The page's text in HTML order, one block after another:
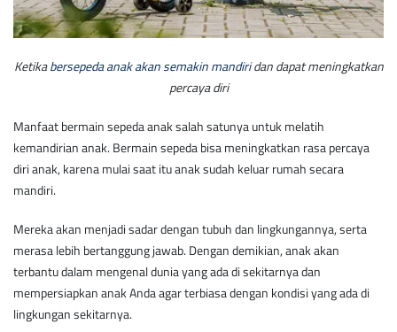
Ketikabersepeda anak akan semakin mandiridan dapat meningkatkan
percaya diri
Manfaat bermain sepeda anak salah satunya untuk melatih
kemandirian anak. Bermain sepeda bisa meningkatkan rasa percaya
diri anak, karena mulai saat itu anak sudah keluar rumah secara
mandiri.
Mereka akan menjadi sadar dengan tubuh dan lingkungannya, serta
merasa lebih bertanggung jawab. Dengan demikian, anak akan
terbantu dalam mengenal dunia yang ada di sekitarnya dan
mempersiapkan anak Anda agar terbiasa dengan kondisi yang ada di
lingkungan sekitarnya.